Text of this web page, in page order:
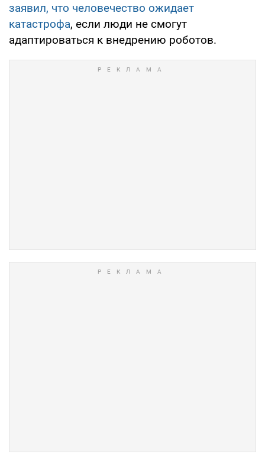
заявил, что человечество ожидает
катастрофа, если люди не смогут
адаптироваться к внедрению роботов.